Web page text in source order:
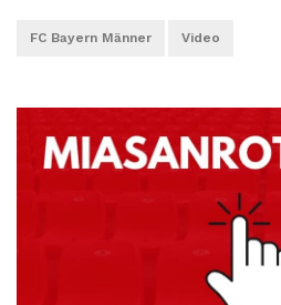
FC Bayern Männer Video